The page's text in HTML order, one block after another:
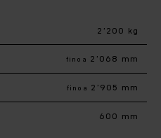
2’200 kg
fino a 2’068 mm
fino a 2’905 mm
600 mm